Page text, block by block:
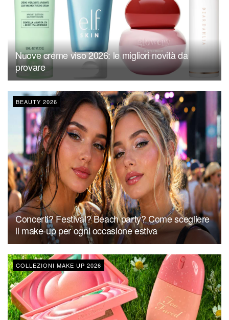
Nuove creme viso 2026: le migliori novità da
provare
BEAUTY 2026
Concerti? Festival? Beach party? Come scegliere
il make-up per ogni occasione estiva
COLLEZIONI MAKE UP 2026